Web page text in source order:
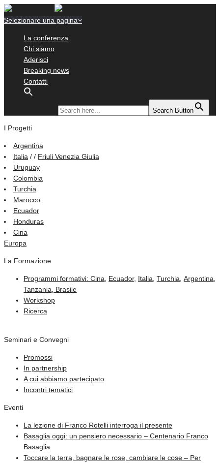
Selezionare una pagina
La conferenza
Chi siamo
Aderisci
Breaking news
Contatti
Search Button
I Progetti
Argentina
Italia / / Friuli Venezia Giulia
Uruguay
Colombia
Turchia
Marocco
Ecuador
Honduras
Cina
Europa
La Formazione
Programmi formativi: Cina Ecuador, Italia Turchia Argentina,
Tanzania, Brasile
Workshop
Ricerca
Seminari e Convegni
Promossi
In partnership
A cui abbiamo partecipato
Incontri tematici
Eventi
La lezione di Franco Rotelli interroga il presente
Basaglia oggi: un pensiero necessario – Centenario Franco
Basaglia
Toccare la terra, bagnare le rose, cambiare le cose – Per